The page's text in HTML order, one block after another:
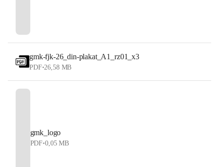
gmk-fjk-26_din-plakat_A1_rz01_x3
PDF•26,58 MB
gmk_logo
PDF•0,05 MB